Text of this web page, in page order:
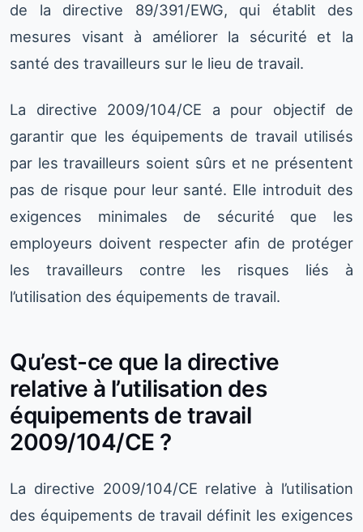
de la directive 89/391/EWG, qui établit des
mesures visant à améliorer la sécurité et la
santé des travailleurs sur le lieu de travail.
La directive 2009/104/CE a pour objectif de
garantir que les équipements de travail utilisés
par les travailleurs soient sûrs et ne présentent
pas de risque pour leur santé. Elle introduit des
exigences minimales de sécurité que les
employeurs doivent respecter afin de protéger
les travailleurs contre les risques liés à
l’utilisation des équipements de travail.
Qu’est-ce que la directive
relative à l’utilisation des
équipements de travail
2009/104/CE ?
La directive 2009/104/CE relative à l’utilisation
des équipements de travail définit les exigences